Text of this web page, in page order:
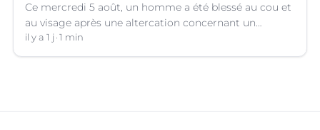
Ce mercredi 5 août, un homme a été blessé au cou et
au visage après une altercation concernant un
téléphone portable à Montpellier (Hérault).
il y a 1 j 1 min